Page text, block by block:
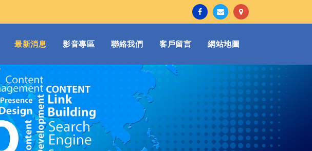
最新消息 影音專區 聯絡我們 客戶留言 網站地圖